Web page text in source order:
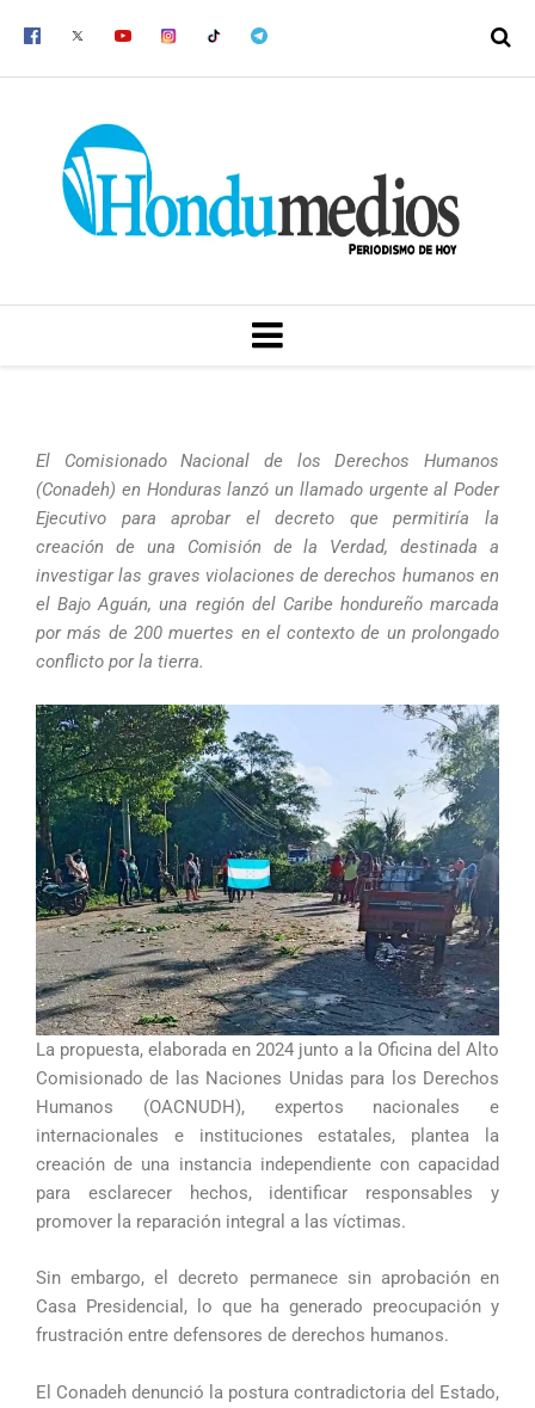
MENU
El Comisionado Nacional de los Derechos Humanos
(Conadeh) en Honduras lanzó un llamado urgente al Poder
Ejecutivo para aprobar el decreto que permitiría la
creación de una Comisión de la Verdad, destinada a
investigar las graves violaciones de derechos humanos en
el Bajo Aguán, una región del Caribe hondureño marcada
por más de 200 muertes en el contexto de un prolongado
conflicto por la tierra.
La propuesta, elaborada en 2024 junto a la Oficina del Alto
Comisionado de las Naciones Unidas para los Derechos
Humanos (OACNUDH), expertos nacionales e
internacionales e instituciones estatales, plantea la
creación de una instancia independiente con capacidad
para esclarecer hechos, identificar responsables y
promover la reparación integral a las víctimas.
Sin embargo, el decreto permanece sin aprobación en
Casa Presidencial, lo que ha generado preocupación y
frustración entre defensores de derechos humanos.
El Conadeh denunció la postura contradictoria del Estado,